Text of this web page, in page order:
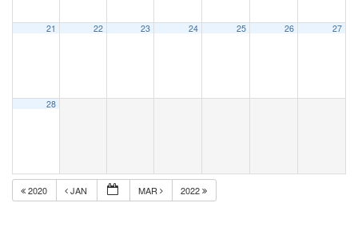
21 22 23 24 25 26 27
28
2020 JAN MAR 2022